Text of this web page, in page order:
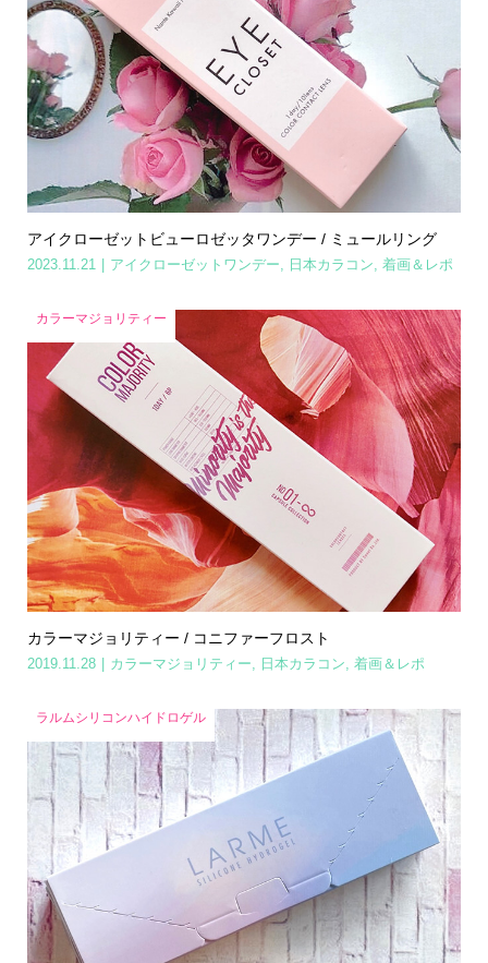
アイクローゼットビューロゼッタワンデー / ミュールリング
2023.11.21 アイクローゼットワンデー, 日本カラコン, 着画＆レポ
カラーマジョリティー
カラーマジョリティー / コニファーフロスト
2019.11.28 カラーマジョリティー, 日本カラコン, 着画＆レポ
ラルムシリコンハイドロゲル